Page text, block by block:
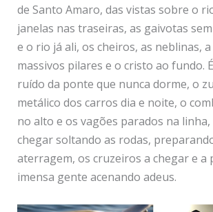
de Santo Amaro, das vistas sobre o
janelas nas traseiras, as gaivotas
e o rio já ali, os cheiros, as neblinas,
massivos pilares e o cristo ao fundo.
ruído da ponte que nunca dorme, o
metálico dos carros dia e noite, o
no alto e os vagões parados na linha,
chegar soltando as rodas,
aterragem, os cruzeiros a chegar e a
imensa gente acenando adeus.